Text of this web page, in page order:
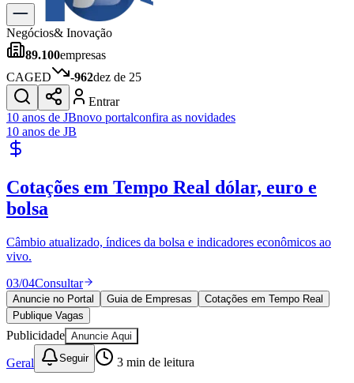
Dia a Dia & Lazer
Gastronomia
Cinema & Shows
JogosNovo
Para Sua Empresa
Publicidade Legal
Política
Esportes
Cultura
Meio Ambiente
Obras
Educação
Bairros de Barueri
Negócios& Inovação
89.100empresas
CAGED
-962dez de 25
Entrar
10 anos de JBnovo portalconfira as novidades
10 anos de JB
Cotações em Tempo Real dólar, euro e
bolsa
Câmbio atualizado, índices da bolsa e indicadores econômicos ao
vivo.
03/04Consultar
Anuncie no Portal Guia de Empresas
Cotações em Tempo Real
Publique Vagas
Publicidade Anuncie Aqui
Geral Seguir 3 min de leitura